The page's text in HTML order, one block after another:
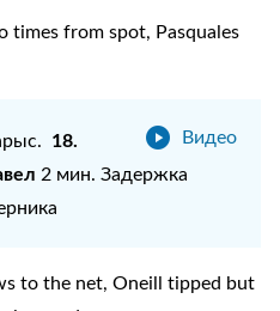
times from spot, Pasquales
Видео
18.
2 мин. Задержка
to the net, Oneill tipped but